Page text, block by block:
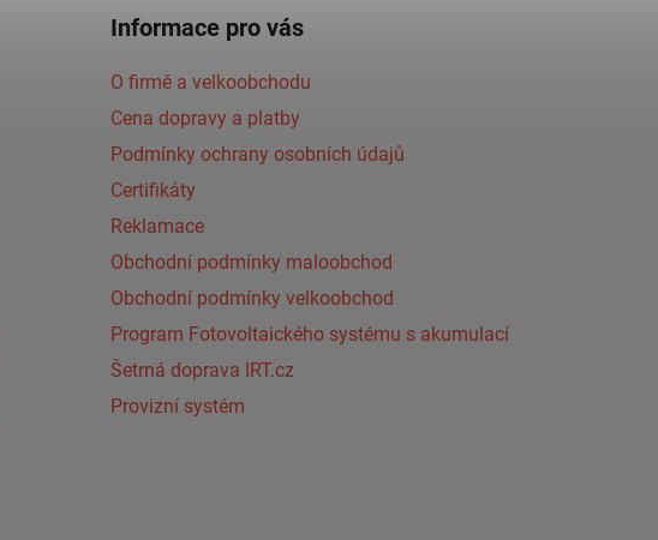
Informace pro vás
O firmě a velkoobchodu
Cena dopravy a platby
Podmínky ochrany osobních údajů
Certifikáty
Reklamace
Obchodní podmínky maloobchod
Obchodní podmínky velkoobchod
Program Fotovoltaického systému s akumulací
Šetrná doprava IRT.cz
Provizní systém